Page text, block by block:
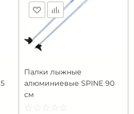
Палки лыжные
алюминиевые SPINE 90
см
☆ ☆ ☆ ☆ ☆
★ ★ ★ ★ ★